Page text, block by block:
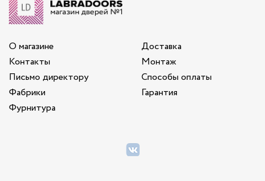
О магазине
Контакты
Письмо директору
Фабрики
Фурнитура
Доставка
Монтаж
Способы оплаты
Гарантия